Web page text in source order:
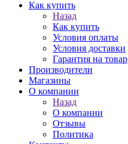
Как купить
Назад
Как купить
Условия оплаты
Условия доставки
Гарантия на товар
Производители
Магазины
О компании
Назад
О компании
Отзывы
Политика